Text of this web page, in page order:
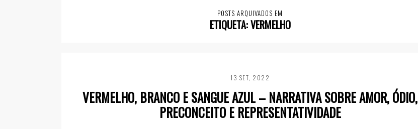
POSTS ARQUIVADOS EM
ETIQUETA:VERMELHO
13 SET, 2022
VERMELHO, BRANCO E SANGUE AZUL – NARRATIVA SOBRE AMOR, ÓDIO,
PRECONCEITO E REPRESENTATIVIDADE